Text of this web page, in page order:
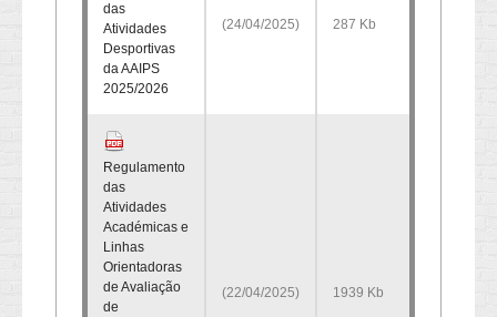
das
Atividades
Desportivas
da AAIPS
2025/2026
(24/04/2025) 287 Kb
Regulamento
das
Atividades
Académicas e
Linhas
Orientadoras
de Avaliação
de
(22/04/2025) 1939 Kb